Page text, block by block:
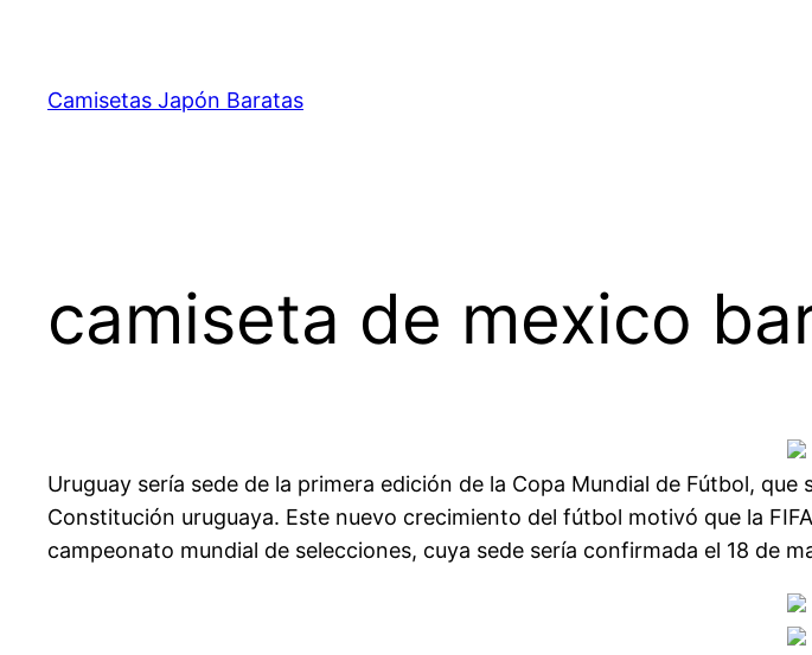
contenido
Camisetas Japón Baratas
camiseta de mexico
Uruguay sería sede de la primera edición de la Copa Mundial de Fútbol,
Constitución uruguaya. Este nuevo crecimiento del fútbol motivó que la
campeonato mundial de selecciones, cuya sede sería confirmada el 18 de